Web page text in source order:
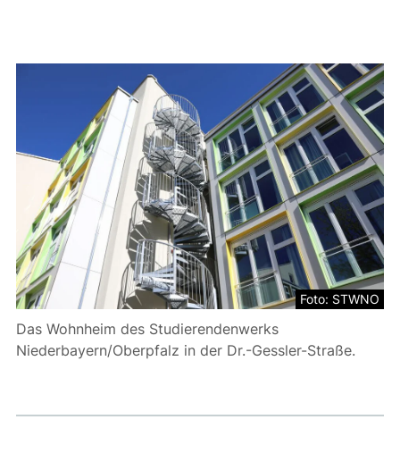
Foto: STWNO
Das Wohnheim des Studierendenwerks
Niederbayern/Oberpfalz in der Dr.-Gessler-Straße.